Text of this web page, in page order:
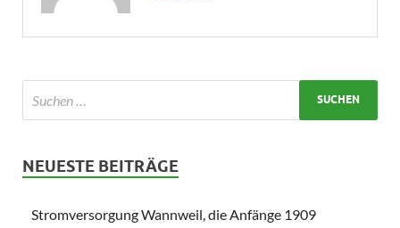
NEUESTE BEITRÄGE
Stromversorgung Wannweil, die Anfänge 1909